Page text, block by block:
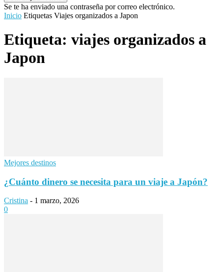
Se te ha enviado una contraseña por correo electrónico.
Inicio Etiquetas Viajes organizados a Japon
Etiqueta: viajes organizados a
Japon
Mejores destinos
¿Cuánto dinero se necesita para un viaje a Japón?
Cristina - 1 marzo, 2026
0